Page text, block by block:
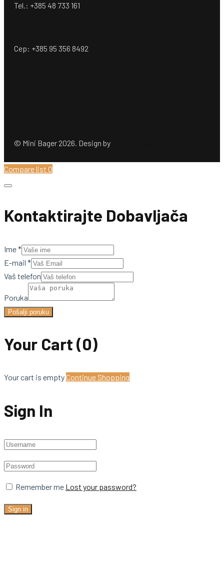
Tel.: +385 48 733 161
Cep: +385 95 356 8492
© Mini Bager 2026. Design by
Compare list 0
Kontaktirajte Dobavljača
Ime*
E-mail *
Vaš telefon
Poruka
Pošalji poruku
Your Cart (0)
Your cart is emptyContinue Shopping
Sign In
Remember me Lost your password?
Sign in